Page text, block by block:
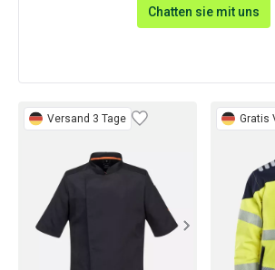
Chatten sie mit uns
Versand 3 Tage Gratis